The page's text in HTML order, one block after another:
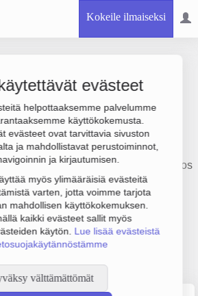
Kokeile ilmaiseksi
evästeet
helpottaaksemme palvelumme
käyttökokemusta.
evästeet ovat tarvittavia sivuston
ja mahdollistavat perustoiminnot,
ja kirjautumisen.
myös ylimääräisiä evästeitä
varten, jotta voimme tarjota
mahdollisen käyttökokemuksen.
kaikki evästeet sallit myös
käytön. Lue lisää evästeistä
välttämättömät
Hanko Oy
Oy liikevaihto on 23.2 milj. €, tulos
174. Sen päätoimiala on
1978 ja sijainti Hanko.
(OY).